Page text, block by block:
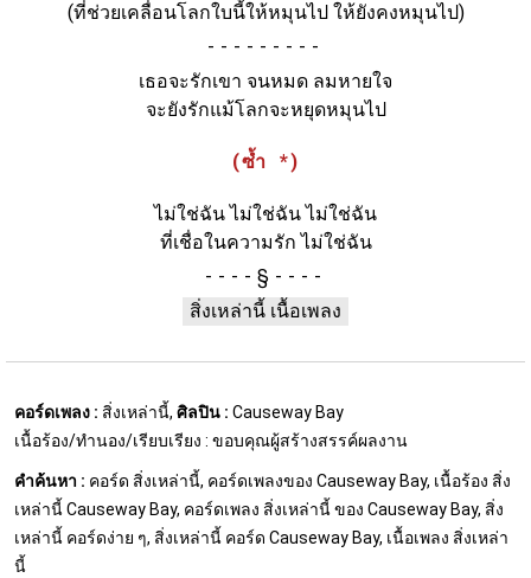
(ที่ช่วยเคลื่อนโลกใบนี้ให้หมุนไป ให้ยังคงหมุนไป)
-
เธอจะรักเขา จนหมด ลมหายใจ
จะยังรักแม้โลกจะหยุดหมุนไป
(ซ้ำ *)
ไม่ใช่ฉัน ไม่ใช่ฉัน ไม่ใช่ฉัน
ที่เชื่อในความรัก ไม่ใช่ฉัน
§
สิ่งเหล่านี้ เนื้อเพลง
คอร์ดเพลง : สิ่งเหล่านี้, ศิลปิน : Causeway Bay
เนื้อร้อง/ทำนอง/เรียบเรียง : ขอบคุณผู้สร้างสรรค์ผลงาน
คำค้นหา : คอร์ด สิ่งเหล่านี้, คอร์ดเพลงของ Causeway Bay, เนื้อร้อง สิ่ง
เหล่านี้ Causeway Bay, คอร์ดเพลง สิ่งเหล่านี้ ของ Causeway Bay, สิ่ง
เหล่านี้ คอร์ดง่าย ๆ, สิ่งเหล่านี้ คอร์ด Causeway Bay, เนื้อเพลง สิ่งเหล่า
นี้